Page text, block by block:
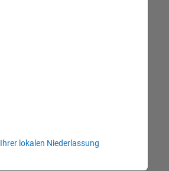
lokalen Niederlassung